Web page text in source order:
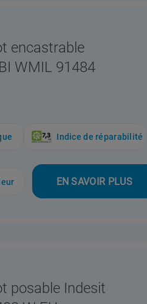
encastrable
WMIL 91484
Indice de réparabilité
EN SAVOIR PLUS
posable Indesit